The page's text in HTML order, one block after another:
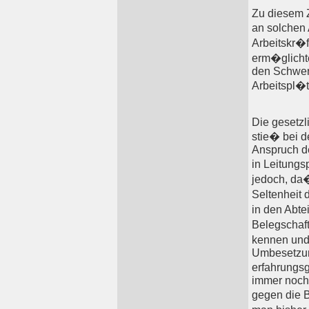
Zu diesem
an
den
Die
stie� bei
Anspruch
in
jedoch,
Seltenheit
in den
kennen
immer
gegen die